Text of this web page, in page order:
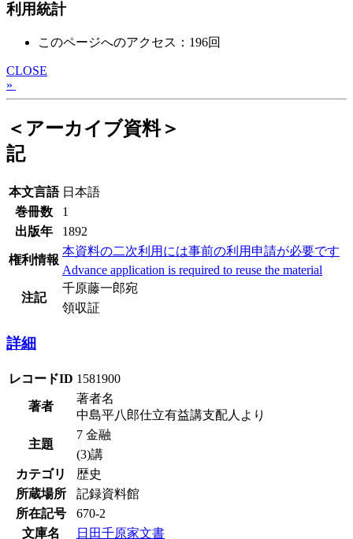
利用統計
このページへのアクセス：196回
CLOSE
»
＜アーカイブ資料＞
記
本文言語 日本語
巻冊数
1
出版年
1892
権利情報
本資料の二次利用には事前の利用申請が必要です
Advance application is required to reuse the material
注記
千原藤一郎宛
領収証
詳細
レコードID 1581900
著者
著者名
中島平八郎仕立有益講支配人より
主題
7 金融
(3)講
カテゴリ
歴史
所蔵場所
記録資料館
所在記号
670-2
文庫名
日田千原家文書